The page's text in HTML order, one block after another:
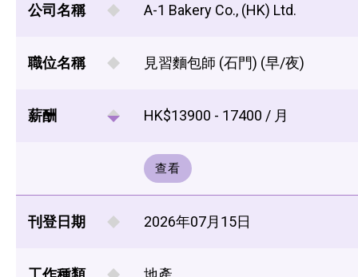
公司名稱 A-1 Bakery Co., (HK) Ltd.
職位名稱 見習麵包師 (石門) (早/夜)
薪酬 HK$13900 - 17400 / 月
查看
刊登日期 2026年07月15日